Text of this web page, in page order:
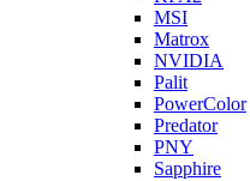
MSI
Matrox
NVIDIA
Palit
PowerColor
Predator
PNY
Sapphire